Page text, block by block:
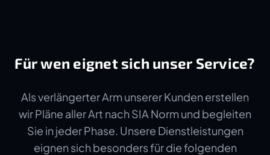
Für wen eignet sich unser Service?
Als verlängerter Arm unserer Kunden erstellen
wir Pläne aller Art nach SIA Norm und begleiten
Sie in jeder Phase. Unsere Dienstleistungen
eignen sich besonders für die folgenden